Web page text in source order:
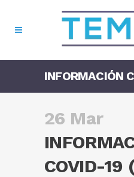
INFORMACIÓN
26 Mar
COVID-19